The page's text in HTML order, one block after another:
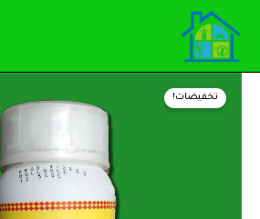
المحتوى
تخفيضات!
الأصلي
هو:
600,00 EGP.
بولدوك